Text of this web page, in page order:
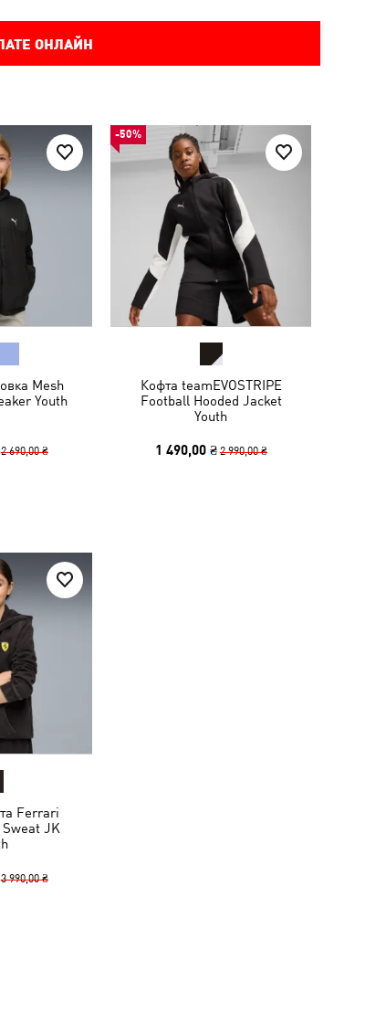
ОНЛАЙН
Mesh
Youth
2 690,00 ₴
-50%
Кофта teamEVOSTRIPE
Football Hooded Jacket
Youth
1 490,00 ₴ 2 990,00 ₴
Ferrari
JK
3 990,00 ₴